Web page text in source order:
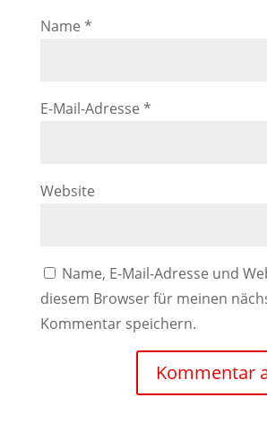
Name *
E-Mail-Adresse *
Website
Name, E-Mail-Adresse und
diesem Browser für meinen
Kommentar speichern.